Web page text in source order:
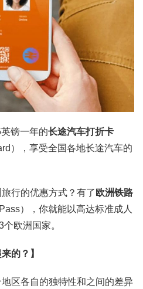
镑一年的长途汽车打折卡
），享受全国各地长途汽车的
行的优惠方式？有了 欧洲铁路
），你就能以高达标准成人
欧洲国家。
的？】
区各自的独特性和之间的差异